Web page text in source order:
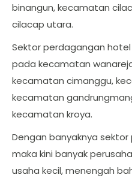
binangun, kecamatan
cilacap utara.
Sektor perdagangan
pada kecamatan
kecamatan cimanggu,
kecamatan
kecamatan kroya.
Dengan banyaknya
maka kini banyak
usaha kecil, menengah